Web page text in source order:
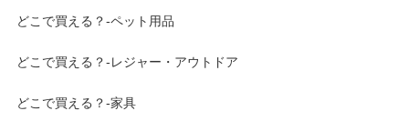
どこで買える？-ペット用品
どこで買える？-レジャー・アウトドア
どこで買える？-家具